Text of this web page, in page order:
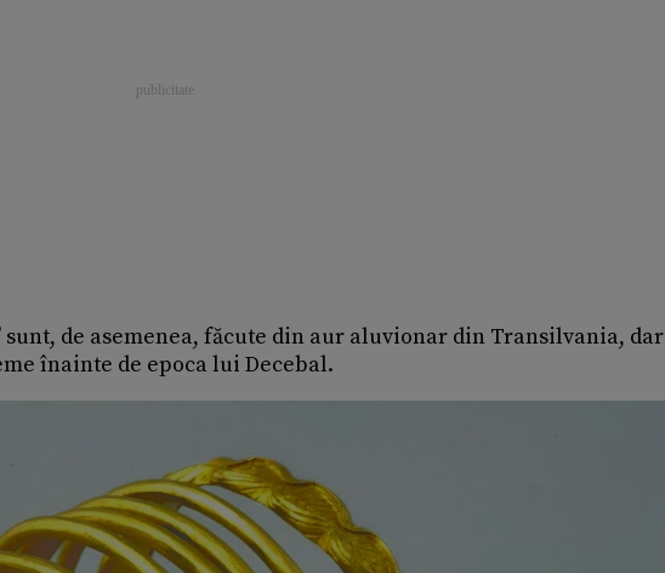
de asemenea, făcute din aur aluvionar din Transilvania, dar
înainte de epoca lui Decebal.